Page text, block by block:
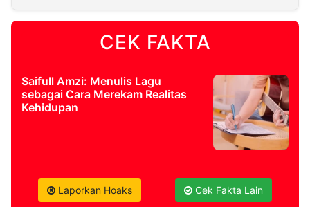
CEK FAKTA
Saifull Amzi: Menulis Lagu
sebagai Cara Merekam Realitas
Kehidupan
Laporkan Hoaks Cek Fakta Lain